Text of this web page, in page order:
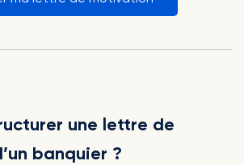
une lettre de
banquier ?